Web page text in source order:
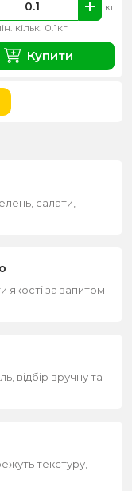
кільк. 0.1кг
кг
Купити
салати,
якості за запитом
відбір вручну та
текстуру,